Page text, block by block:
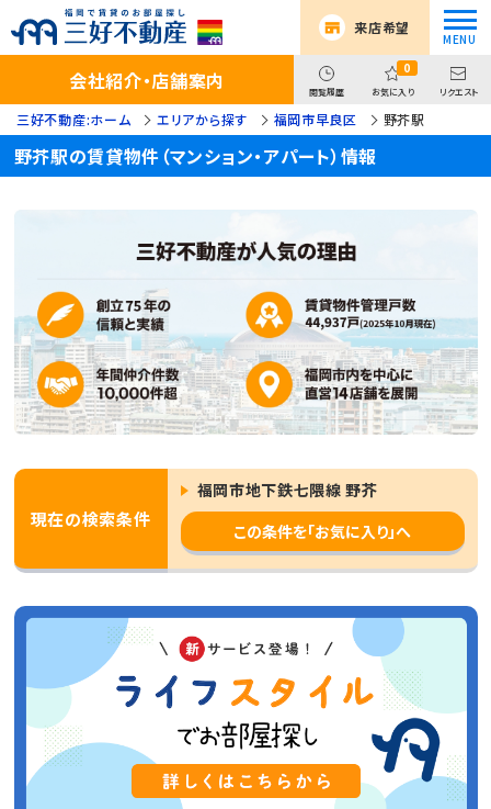
来店希望
会社紹介・店舗案内 閲覧履歴
0
お気に入り リクエスト
三好不動産:ホーム エリアから探す 福岡市早良区 野芥駅
野芥駅の賃貸物件（マンション・アパート）情報
現在の検索条件
福岡市地下鉄七隈線 野芥
この条件を「お気に入り」へ